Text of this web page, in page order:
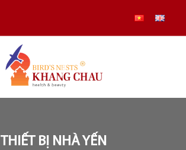
THIẾT BỊ NHÀ YẾN